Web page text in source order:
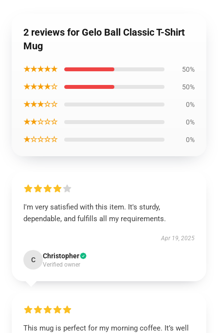
2 reviews for Gelo Ball Classic T-Shirt
Mug
★★★★★ 50%
★★★★☆ 50%
★★★☆☆ 0%
★★☆☆☆ 0%
★☆☆☆☆ 0%
I'm very satisfied with this item. It's sturdy,
dependable, and fulfills all my requirements.
Apr 19, 2025
C Christopher
Verified owner
This mug is perfect for my morning coffee. It’s well